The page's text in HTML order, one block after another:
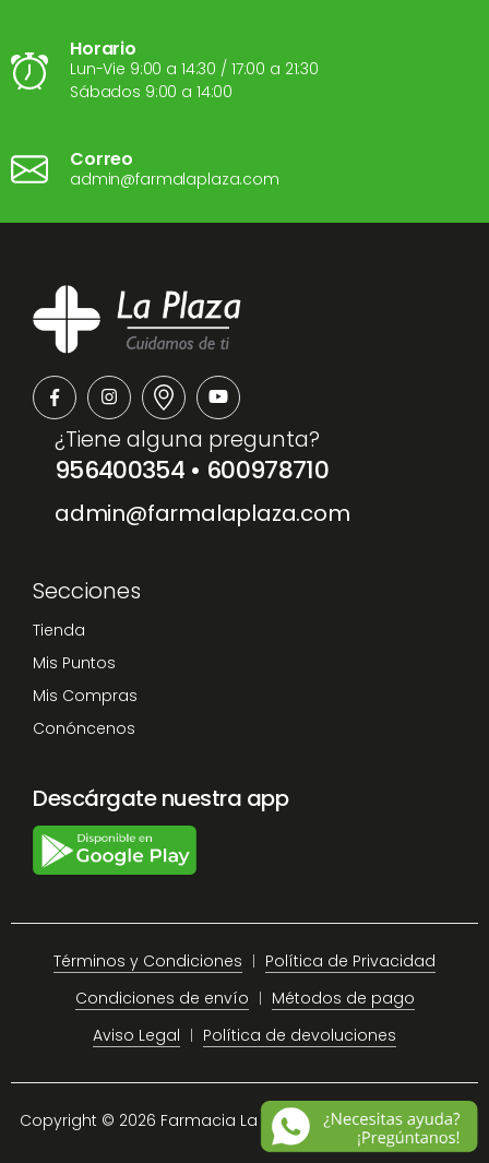
Horario
Lun-Vie 9:00 a 14:30 / 17:00 a 21:30
Sábados 9:00 a 14:00
Correo
admin@farmalaplaza.com
¿Tiene alguna pregunta?
956400354 • 600978710
admin@farmalaplaza.com
Secciones
Tienda
Mis Puntos
Mis Compras
Conóncenos
Descárgate nuestra app
Términos y Condiciones
Política de Privacidad
Condiciones de envío
Métodos de pago
Aviso Legal
Política de devoluciones
Copyright © 2026 Farmacia La Plaza Chiclana. Site Map